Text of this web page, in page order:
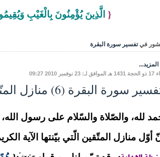
{ الَّذِينَ يُؤْمِنُونَ بِالْغَيْبِ
في تفسير سورة البقرة
المزيد...
2010 09:27
سورة البقرة (6) منازل المتّقين عند ربّ العالمين
لله، والصّلاة والسّلام على رسول
أوّل منازل المتّقين الّتي بيّنتها الآية